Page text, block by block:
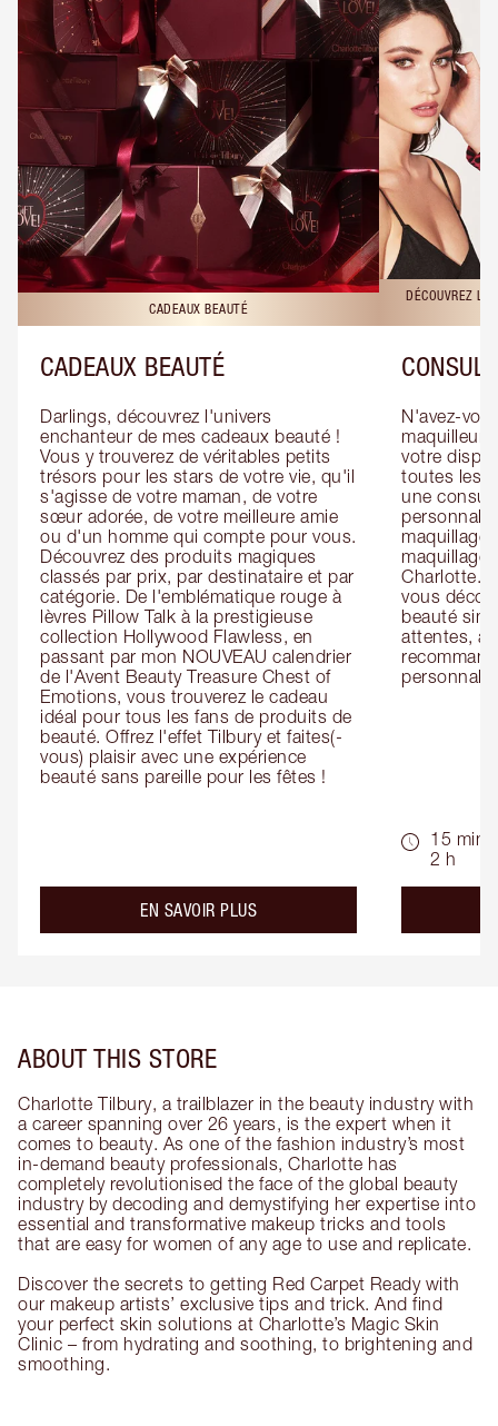
CADEAUX BEAUTÉ
CADEAUX BEAUTÉ
Darlings, découvrez l'univers
enchanteur de mes cadeaux beauté !
Vous y trouverez de véritables petits
trésors pour les stars de votre vie, qu'il
s'agisse de votre maman, de votre
sœur adorée, de votre meilleure amie
ou d'un homme qui compte pour vous.
Découvrez des produits magiques
classés par prix, par destinataire et par
catégorie. De l'emblématique rouge à
lèvres Pillow Talk à la prestigieuse
collection Hollywood Flawless, en
passant par mon NOUVEAU calendrier
de l'Avent Beauty Treasure Chest of
Emotions, vous trouverez le cadeau
idéal pour tous les fans de produits de
beauté. Offrez l'effet Tilbury et faites(-
vous) plaisir avec une expérience
beauté sans pareille pour les fêtes !
EN SAVOIR PLUSabout the
DÉCOUVREZ
N'avez-
maquilleur
votre
toutes les
une
maquillage
maquillage
Charlotte.
vous
beauté
attentes,
15 min -
2 h
ABOUT THIS STORE
Charlotte Tilbury, a trailblazer in the beauty industry with
a career spanning over 26 years, is the expert when it
comes to beauty. As one of the fashion industry’s most
in-demand beauty professionals, Charlotte has
completely revolutionised the face of the global beauty
industry by decoding and demystifying her expertise into
essential and transformative makeup tricks and tools
that are easy for women of any age to use and replicate.
Discover the secrets to getting Red Carpet Ready with
our makeup artists’ exclusive tips and trick. And find
your perfect skin solutions at Charlotte’s Magic Skin
Clinic – from hydrating and soothing, to brightening and
smoothing.